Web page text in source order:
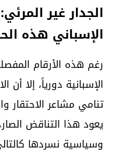
الجدار غير
الإسباني هذه
رغم هذه الأرقام
الإسبانية دورياً، إلا
تنامي مشاعر الاحتقار
يعود هذا التناقض
وسياسية نسردها